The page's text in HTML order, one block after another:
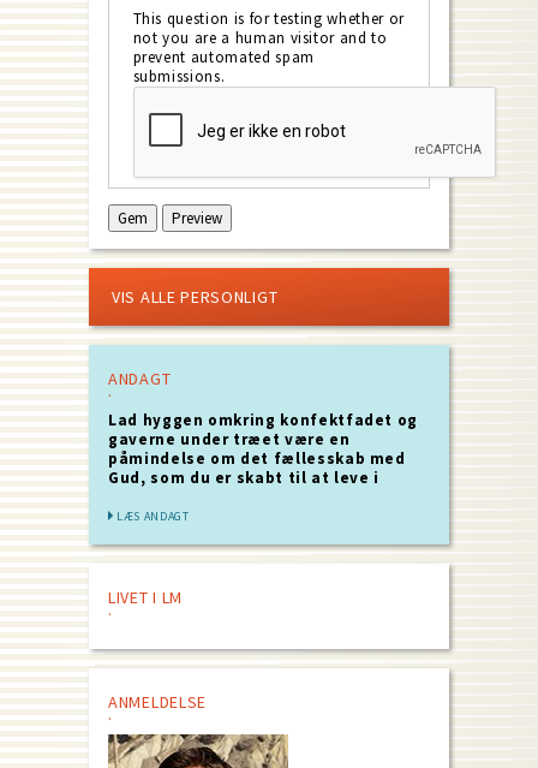
This question is for testing whether or
not you are a human visitor and to
prevent automated spam
submissions.
VIS ALLE PERSONLIGT
ANDAGT
Lad hyggen omkring konfektfadet og
gaverne under træet være en
påmindelse om det fællesskab med
Gud, som du er skabt til at leve i
LÆS ANDAGT
LIVET I LM
ANMELDELSE